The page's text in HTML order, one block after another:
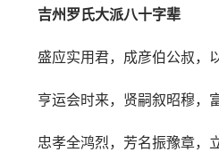
吉州罗氏大派八十字辈
盛应实用君，成彦伯公叔，
亨运会时来，贤嗣叙昭穆，
忠孝全鸿烈，芳名振豫章，